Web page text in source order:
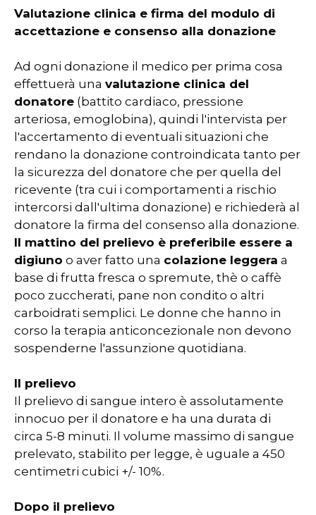
Valutazione clinica e firma del modulo di
accettazione e consenso alla donazione
Ad ogni donazione il medico per prima cosa
effettuerà una valutazione clinica del
donatore (battito cardiaco, pressione
arteriosa, emoglobina), quindi l'intervista per
l'accertamento di eventuali situazioni che
rendano la donazione controindicata tanto per
la sicurezza del donatore che per quella del
ricevente (tra cui i comportamenti a rischio
intercorsi dall'ultima donazione) e richiederà al
donatore la firma del consenso alla donazione.
Il mattino del prelievo è preferibile essere a
digiuno o aver fatto una colazione leggera a
base di frutta fresca o spremute, thè o caffè
poco zuccherati, pane non condito o altri
carboidrati semplici. Le donne che hanno in
corso la terapia anticoncezionale non devono
sospenderne l'assunzione quotidiana.
Il prelievo
Il prelievo di sangue intero è assolutamente
innocuo per il donatore e ha una durata di
circa 5-8 minuti. Il volume massimo di sangue
prelevato, stabilito per legge, è uguale a 450
centimetri cubici +/- 10%.
Dopo il prelievo